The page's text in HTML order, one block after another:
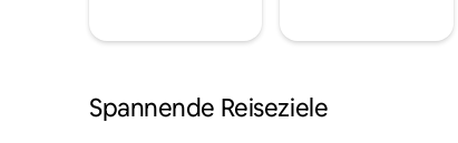
Spannende Reiseziele